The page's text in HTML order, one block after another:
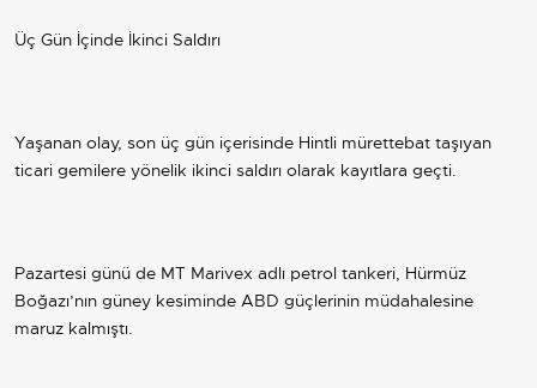
Üç Gün İçinde İkinci Saldırı
Yaşanan olay, son üç gün içerisinde Hintli mürettebat taşıyan
ticari gemilere yönelik ikinci saldırı olarak kayıtlara geçti.
Pazartesi günü de MT Marivex adlı petrol tankeri, Hürmüz
Boğazı’nın güney kesiminde ABD güçlerinin müdahalesine
maruz kalmıştı.